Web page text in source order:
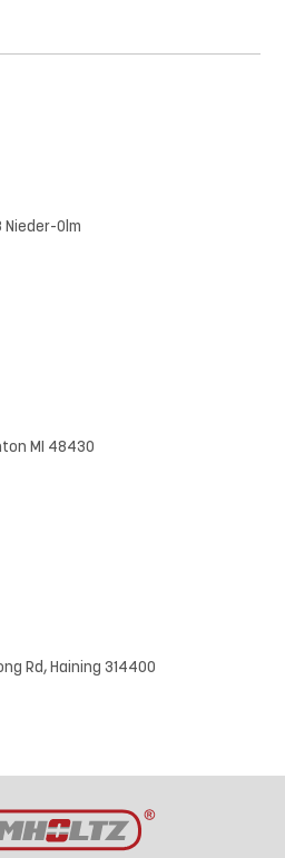
Nieder-Olm
MI 48430
Rd, Haining 314400